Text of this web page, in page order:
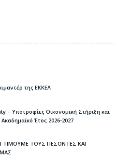
της ΕΚΚΕΛ
– Υποτροφίες Οικονομική Στήριξη και
Έτος 2026-2027
ΤΙΜΟΥΜΕ ΤΟΥΣ ΠΕΣΟΝΤΕΣ ΚΑΙ